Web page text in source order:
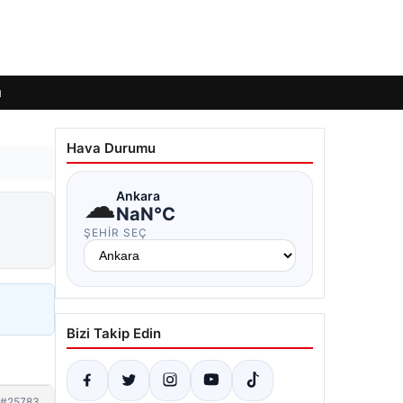
Hava Durumu
☁Ankara
NaN°C
ŞEHIR SEÇ
Bizi Takip Edin